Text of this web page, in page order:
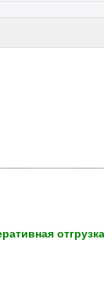
отгрузка